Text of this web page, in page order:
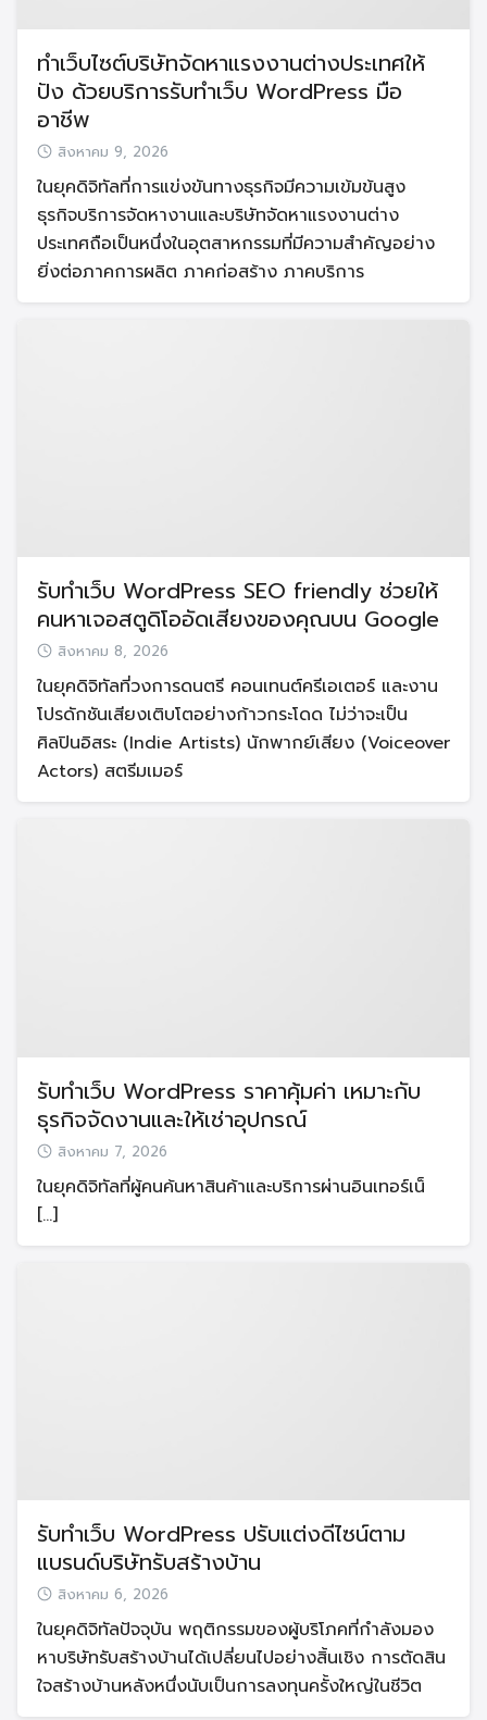
ทำเว็บไซต์บริษัทจัดหาแรงงานต่างประเทศให้
ปัง ด้วยบริการรับทำเว็บ WordPress มือ
อาชีพ
สิงหาคม 9, 2026
ในยุคดิจิทัลที่การแข่งขันทางธุรกิจมีความเข้มข้นสูง
ธุรกิจบริการจัดหางานและบริษัทจัดหาแรงงานต่าง
ประเทศถือเป็นหนึ่งในอุตสาหกรรมที่มีความสำคัญอย่าง
ยิ่งต่อภาคการผลิต ภาคก่อสร้าง ภาคบริการ
รับทำเว็บ WordPress SEO friendly ช่วยให้
คนหาเจอสตูดิโออัดเสียงของคุณบน Google
สิงหาคม 8, 2026
ในยุคดิจิทัลที่วงการดนตรี คอนเทนต์ครีเอเตอร์ และงาน
โปรดักชันเสียงเติบโตอย่างก้าวกระโดด ไม่ว่าจะเป็น
ศิลปินอิสระ (Indie Artists) นักพากย์เสียง (Voiceover
Actors) สตรีมเมอร์
รับทำเว็บ WordPress ราคาคุ้มค่า เหมาะกับ
ธุรกิจจัดงานและให้เช่าอุปกรณ์
สิงหาคม 7, 2026
ในยุคดิจิทัลที่ผู้คนค้นหาสินค้าและบริการผ่านอินเทอร์เน็
[…]
รับทำเว็บ WordPress ปรับแต่งดีไซน์ตาม
แบรนด์บริษัทรับสร้างบ้าน
สิงหาคม 6, 2026
ในยุคดิจิทัลปัจจุบัน พฤติกรรมของผู้บริโภคที่กำลังมอง
หาบริษัทรับสร้างบ้านได้เปลี่ยนไปอย่างสิ้นเชิง การตัดสิน
ใจสร้างบ้านหลังหนึ่งนับเป็นการลงทุนครั้งใหญ่ในชีวิต